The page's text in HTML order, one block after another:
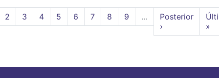
Paginação
Page
2 Page
3 Page
4 Page
5 Page
6 Page
7 Page
8 Page
9 …
Próxima
página
Posterior
›
»